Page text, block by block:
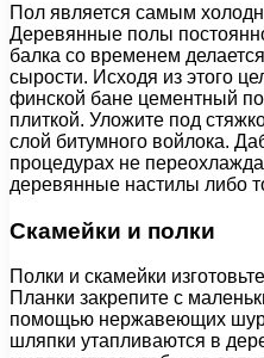
Пол является самым
Деревянные полы
балка со временем
сырости. Исходя из этого
финской бане цементный
плиткой. Уложите под
слой битумного войлока.
процедурах не
деревянные настилы либо
Скамейки и полки
Полки и скамейки
Планки закрепите с
помощью нержавеющих
шляпки утапливаются в